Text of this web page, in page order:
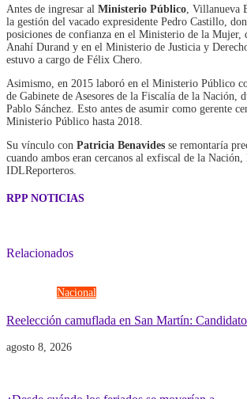
Antes de ingresar al Ministerio Público, Villanueva
la gestión del vacado expresidente Pedro Castillo,
posiciones de confianza en el Ministerio de la Mujer,
Anahí Durand y en el Ministerio de Justicia y
estuvo a cargo de Félix Chero.
Asimismo, en 2015 laboró en el Ministerio Público
de Gabinete de Asesores de la Fiscalía de la Nación,
Pablo Sánchez. Esto antes de asumir como gerente
Ministerio Público hasta 2018.
Su vínculo con Patricia Benavides se remontaría
cuando ambos eran cercanos al exfiscal de la
IDLReporteros.
RPP NOTICIAS
Relacionados
Nacional
Reelección camuflada en San Martín:
agosto 8, 2026